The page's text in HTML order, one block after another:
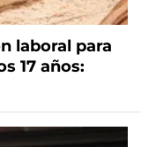
laboral para
17 años: